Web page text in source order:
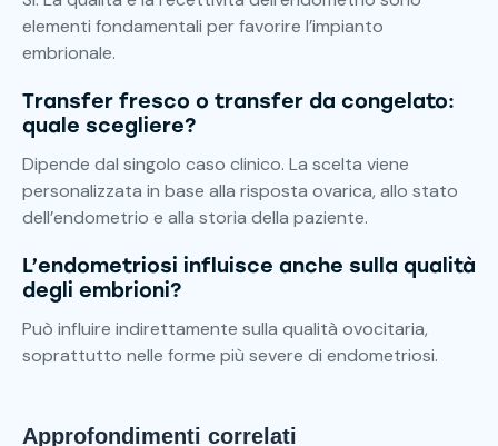
elementi fondamentali per favorire l’impianto
embrionale.
Transfer fresco o transfer da congelato:
quale scegliere?
Dipende dal singolo caso clinico. La scelta viene
personalizzata in base alla risposta ovarica, allo stato
dell’endometrio e alla storia della paziente.
L’endometriosi influisce anche sulla qualità
degli embrioni?
Può influire indirettamente sulla qualità ovocitaria,
soprattutto nelle forme più severe di endometriosi.
Approfondimenti correlati